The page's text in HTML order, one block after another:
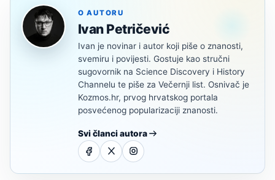
O AUTORU
Ivan Petričević
Ivan je novinar i autor koji piše o znanosti,
svemiru i povijesti. Gostuje kao stručni
sugovornik na Science Discovery i History
Channelu te piše za Večernji list. Osnivač je
Kozmos.hr, prvog hrvatskog portala
posvećenog popularizaciji znanosti.
Svi članci autora